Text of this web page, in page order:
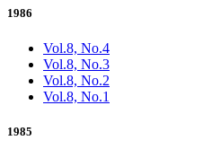
1986
Vol.8, No.4
Vol.8, No.3
Vol.8, No.2
Vol.8, No.1
1985